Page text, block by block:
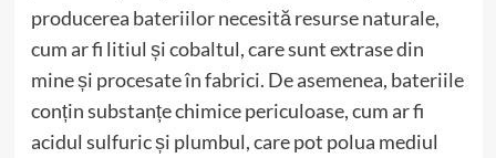
producerea bateriilor necesită resurse naturale,
cum ar fi litiul și cobaltul, care sunt extrase din
mine și procesate în fabrici. De asemenea, bateriile
conțin substanțe chimice periculoase, cum ar fi
acidul sulfuric și plumbul, care pot polua mediul